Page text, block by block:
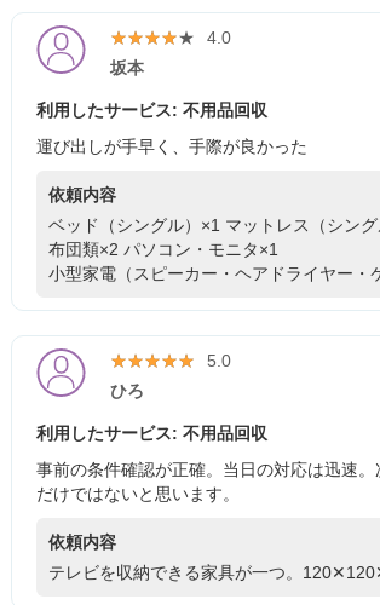
★★★★★
★★★★★ 4.0
坂本
利用したサービス: 不用品回収
運び出しが手早く、手際が良かった
依頼内容
ベッド（シングル）×1 マットレス（シン
布団類×2 パソコン・モニタ×1
小型家電（スピーカー・ヘアドライヤー・
★★★★★
★★★★★ 5.0
ひろ
利用したサービス: 不用品回収
事前の条件確認が正確。当日の対応は迅速
だけではないと思います。
依頼内容
テレビを収納できる家具が一つ。